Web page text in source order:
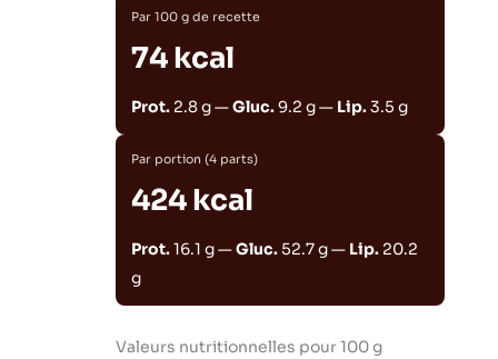
Par 100 g de recette
74 kcal
Prot. 2.8 g —Gluc.9.2 g — Lip.3.5 g
Par portion (4 parts)
424 kcal
Prot.16.1 g —Gluc.52.7 g — Lip. 20.2
g
Valeurs nutritionnelles pour 100 g